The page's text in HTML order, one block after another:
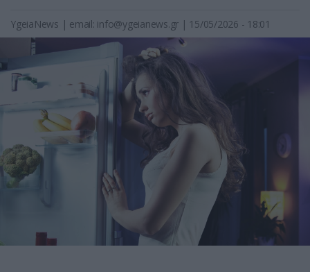
YgeiaNews | email: info@ygeianews.gr | 15/05/2026 - 18:01